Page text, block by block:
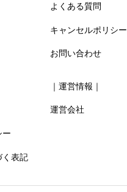
さい
やすさ
よくある質問
キャンセルポリシー
お問い合わせ
ー
く表記
｜運営情報｜
運営会社